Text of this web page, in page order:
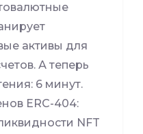
активы для
А теперь
6 минут.
ERC-404:
NFT